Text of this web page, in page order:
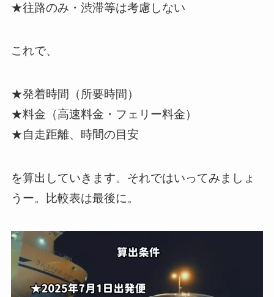
★往路のみ・渋滞等は考慮しない
これで、
★発着時間（所要時間）
★料金（高速料金・フェリー料金）
★自走距離、時間の目安
を算出していきます。それではいってみましょ
うー。比較表は最後に。